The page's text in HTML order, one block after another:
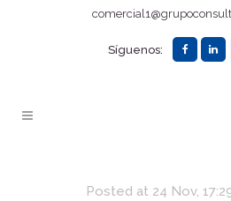
Síguenos:
Posted at 24 Nov,